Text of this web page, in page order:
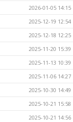
2026-01-05 14:15
2025-12-19 12:54
2025-12-18 12:25
2025-11-20 15:39
2025-11-13 10:39
2025-11-06 14:27
2025-10-30 14:49
2025-10-21 15:58
2025-10-21 14:56